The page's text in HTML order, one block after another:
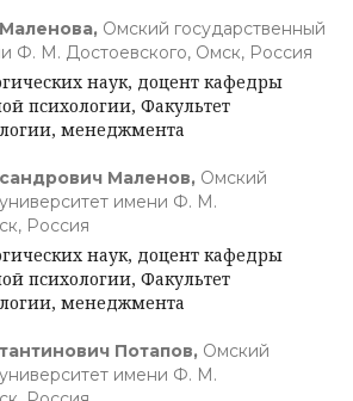
Омский государственный
Ф. М. Достоевского, Омск, Россия
наук, доцент кафедры
психологии, Факультет
менеджмента
Маленов, Омский
имени Ф. М.
Россия
наук, доцент кафедры
психологии, Факультет
менеджмента
Потапов, Омский
имени Ф. М.